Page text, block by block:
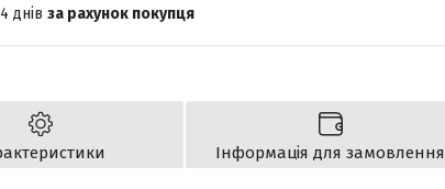
днів за рахунок покупця
Інформація для замовлення